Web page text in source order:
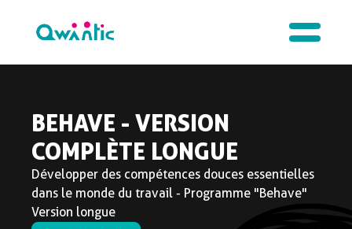
BEHAVE - VERSION
COMPLÈTE LONGUE
Développer des compétences douces essentielles
dans le monde du travail - Programme "Behave"
Version longue